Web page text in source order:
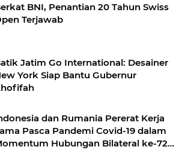
BNI, Penantian 20 Tahun Swiss
Terjawab
Jatim Go International: Desainer
Siap Bantu Gubernur
dan Rumania Pererat Kerja
Pasca Pandemi Covid-19 dalam
Hubungan Bilateral ke-72